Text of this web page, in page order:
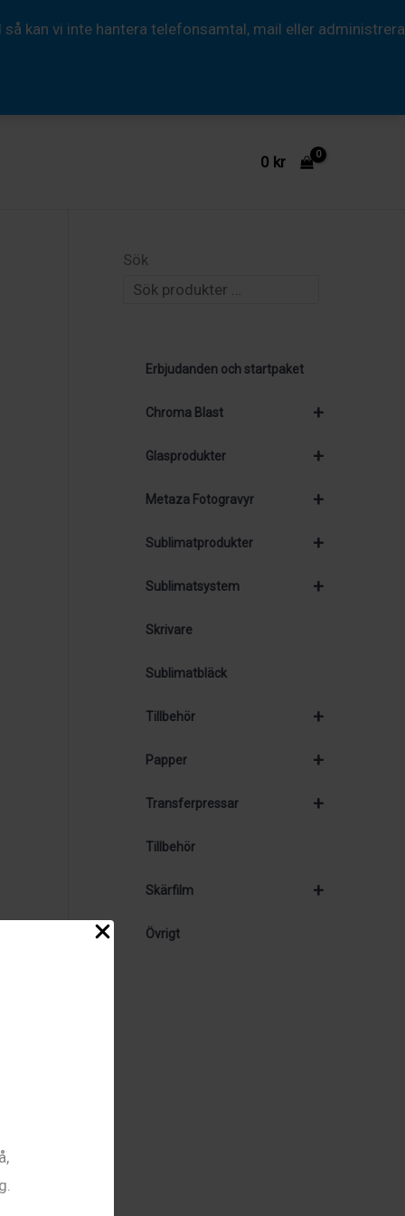
kan vi inte hantera telefonsamtal, mail eller administrera
0 kr
Sök
Erbjudanden och startpaket
+
Chroma Blast
+
Glasprodukter
+
Metaza Fotogravyr
+
Sublimatprodukter
+
Sublimatsystem
Skrivare
Sublimatbläck
+
Tillbehör
+
Papper
+
Transferpressar
Tillbehör
+
Skärfilm
Övrigt